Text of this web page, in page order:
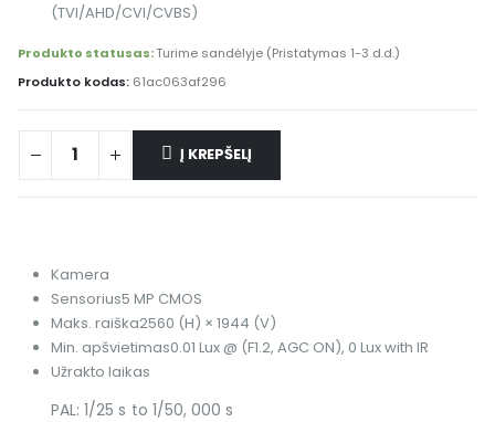
(TVI/AHD/CVI/CVBS)
Produkto statusas:Turime sandėlyje (Pristatymas 1-3 d.d.)
Produkto kodas: 61ac063af296
Į KREPŠELĮ
Kamera
Sensorius5 MP CMOS
Maks. raiška2560 (H) × 1944 (V)
Min. apšvietimas0.01 Lux @ (F1.2, AGC ON), 0 Lux with IR
Užrakto laikas
PAL: 1/25 s to 1/50, 000 s